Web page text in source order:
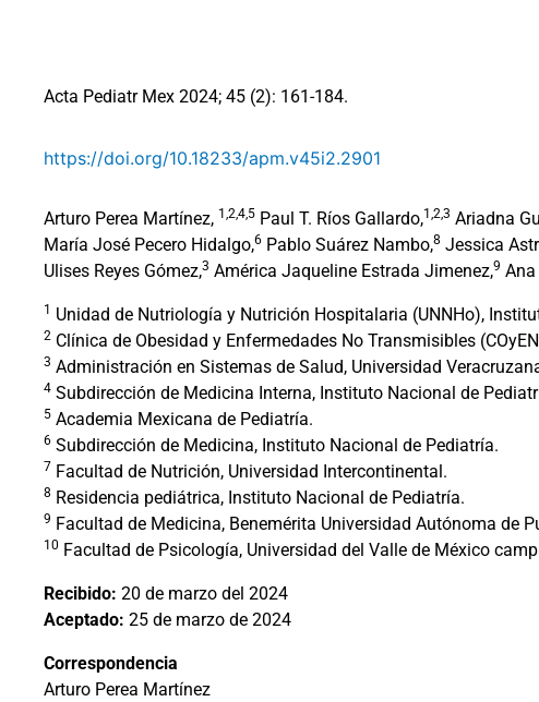
Acta Pediatr Mex 2024; 45 (2): 161-184.
https://doi.org/10.18233/apm.v45i2.2901
Arturo Perea Martínez, 1,2,4,5 Paul T. Ríos Gallardo,1,2,3 Ariadna
María José Pecero Hidalgo,6 Pablo Suárez Nambo,8 Jessica
Ulises Reyes Gómez,3 América Jaqueline Estrada Jimenez,9
1 Unidad de Nutriología y Nutrición Hospitalaria (UNNHo),
2 Clínica de Obesidad y Enfermedades No Transmisibles
3 Administración en Sistemas de Salud, Universidad
4 Subdirección de Medicina Interna, Instituto Nacional de
5 Academia Mexicana de Pediatría.
6 Subdirección de Medicina, Instituto Nacional de Pediatría.
7 Facultad de Nutrición, Universidad Intercontinental.
8 Residencia pediátrica, Instituto Nacional de Pediatría.
9 Facultad de Medicina, Benemérita Universidad Autónoma de
10 Facultad de Psicología, Universidad del Valle de México
Recibido: 20 de marzo del 2024
Aceptado: 25 de marzo de 2024
Correspondencia
Arturo Perea Martínez